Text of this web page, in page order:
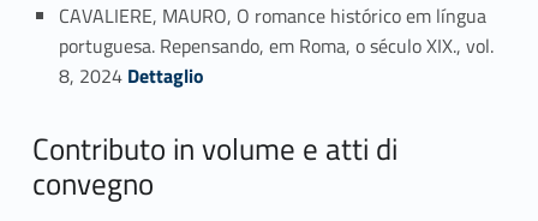
CAVALIERE, MAURO, O romance histórico em língua
portuguesa. Repensando, em Roma, o século XIX., vol.
8, 2024 Link identifier #identifier_person_120856-5
Dettaglio
Contributo in volume e atti di
convegno